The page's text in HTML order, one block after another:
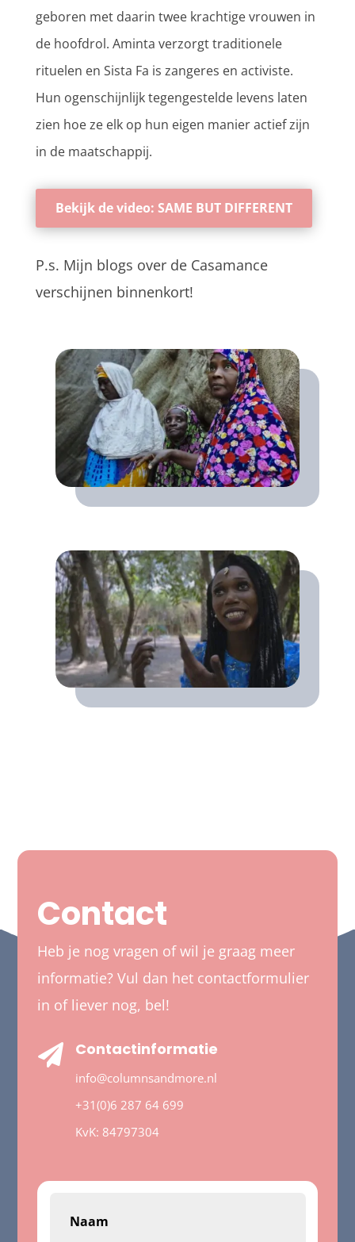
geboren met daarin twee krachtige vrouwen in
de hoofdrol. Aminta verzorgt traditionele
rituelen en Sista Fa is zangeres en activiste.
Hun ogenschijnlijk tegengestelde levens laten
zien hoe ze elk op hun eigen manier actief zijn
in de maatschappij.
Bekijk de video: SAME BUT DIFFERENT
P.s. Mijn blogs over de Casamance
verschijnen binnenkort!
Contact
Heb je nog vragen of wil je graag meer
informatie? Vul dan het contactformulier
in of liever nog, bel!
 Contactinformatie
info@columnsandmore.nl
+31(0)6 287 64 699
KvK: 84797304